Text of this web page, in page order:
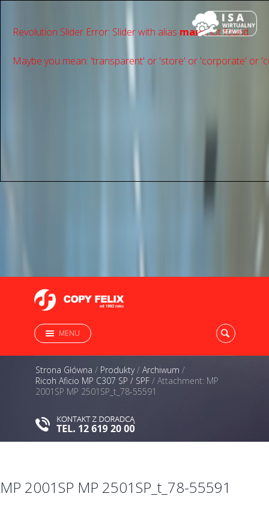
Revolution Slider Error: Slider with alias mainnot found.
Maybe you mean: 'transparent' or 'store' or 'сorporate' or
MENU
Strona Główna / Produkty/ Archiwum /
Ricoh Aficio MP C307 SP / SPF / Attachment: MP
2001SP MP 2501SP_t_78-55591
MP 2001SP MP 2501SP_t_78-55591